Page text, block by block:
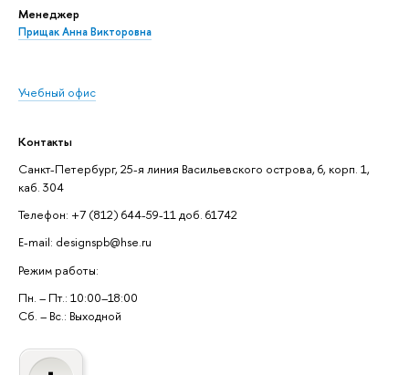
Менеджер
Прищак Анна Викторовна
Учебный офис
Контакты
Санкт-Петербург, 25-я линия Васильевского острова, 6, корп. 1,
каб. 304
Телефон: +7 (812) 644-59-11 доб. 61742
E-mail: designspb@hse.ru
Режим работы:
Пн. – Пт.: 10:00–18:00
Сб. – Вс.: Выходной